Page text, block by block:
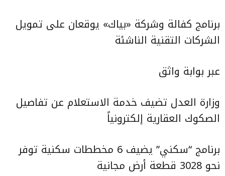
برنامج كفالة وشركة «بياك» يوقعان على تمويل
الشركات التقنية الناشئة
عبر بوابة واثق
وزارة العدل تضيف خدمة الاستعلام عن تفاصيل
الصكوك العقارية إلكترونياً
برنامج “سكني” يضيف 6 مخططات سكنية توفر
نحو 3028 قطعة أرض مجانية